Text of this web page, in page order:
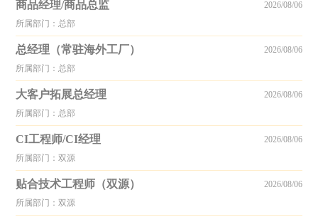
商品经理/商品总监
所属部门：总部
2026/08/06
总经理（常驻海外工厂）
所属部门：总部
2026/08/06
大客户拓展总经理
所属部门：总部
2026/08/06
CI工程师/CI经理
所属部门：双源
2026/08/06
贴合技术工程师（双源）
所属部门：双源
2026/08/06